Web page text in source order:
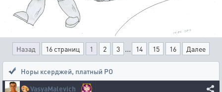
Назад 16 страниц 1 2 3 ... 14 15 16 Далее
Норы ксерджей, платный РО
🎨VasyaMalevich